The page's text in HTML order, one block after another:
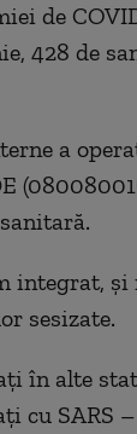
de
428 de
a
integrat,
sesizate.
în alte
cu SARS –